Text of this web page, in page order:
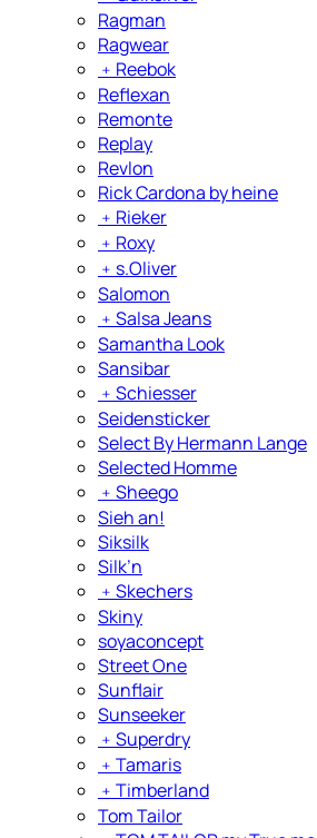
Ragman
Ragwear
﹢ Reebok
Reflexan
Remonte
Replay
Revlon
Rick Cardona by heine
﹢ Rieker
﹢ Roxy
﹢ s.Oliver
Salomon
﹢ Salsa Jeans
Samantha Look
Sansibar
﹢ Schiesser
Seidensticker
Select By Hermann Lange
Selected Homme
﹢ Sheego
Sieh an!
Siksilk
Silk’n
﹢ Skechers
Skiny
soyaconcept
Street One
Sunflair
Sunseeker
﹢ Superdry
﹢ Tamaris
﹢ Timberland
Tom Tailor